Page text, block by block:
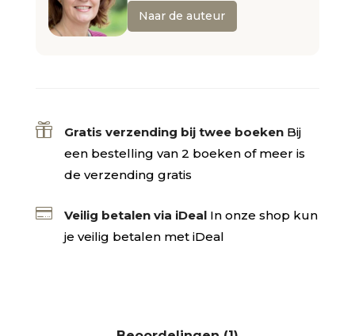
Naar de auteur
 Gratis verzending bij twee boeken Bij
een bestelling van 2 boeken of meer is
de verzending gratis
 Veilig betalen via iDeal In onze shop kun
je veilig betalen met iDeal